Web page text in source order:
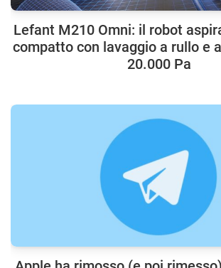
Lefant M210 Omni: il robot
compatto con lavaggio a rullo e
20.000 Pa